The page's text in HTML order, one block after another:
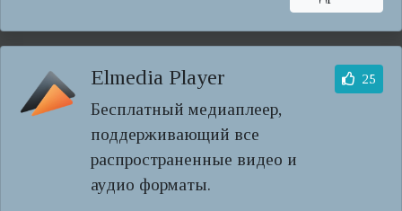
Elmedia Player
Бесплатный медиаплеер,
поддерживающий все
распространенные видео и
аудио форматы.
25